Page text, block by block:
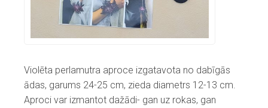
Violēta perlamutra aproce izgatavota no dabīgās
ādas, garums 24-25 cm, zieda diametrs 12-13 cm.
Aproci var izmantot dažādi- gan uz rokas, gan